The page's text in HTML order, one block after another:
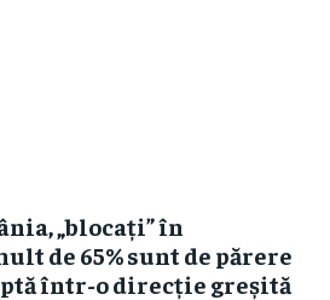
„blocați” în
de 65% sunt de părere
într-o direcție greșită